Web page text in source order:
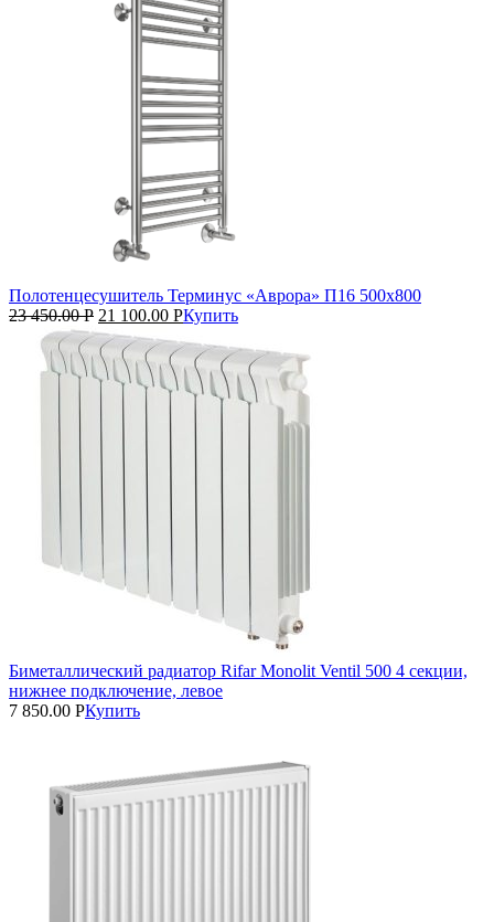
Полотенцесушитель Терминус «Аврора» П16 500х800
23 450.00Р 21 100.00 РКупить
Биметаллический радиатор Rifar Monolit Ventil 500 4 секции,
нижнее подключение, левое
7 850.00 РКупить